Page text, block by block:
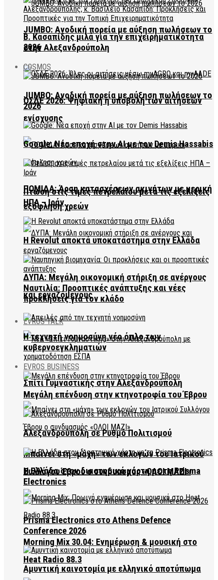
JUMBO: Ανοδική πορεία με αύξηση πωλήσεων το
2026
ΟΣΔΕ 2026: Ψηφιακή η υποβολή των αιτήσεων
ενίσχυσης
ΠΟΜΙΔΑ: Άρση κατασχέσεων ακινήτων με μερική
εξόφληση χρεών
ΔΥΠΑ: Μεγάλη οικονομική στήριξη σε ανέργους
και εργαζόμενους
EVROS TALK
Σπίτι Γυμναστικής στην Αλεξανδρούπολη
Μπαίνει στη «μάχη» των εκλογών του Ιατρικού
Συλλόγου Έβρου ο συνδυασμός «ΟΛΟΙ ΜΑΖΙ»
Morning Mix 30.04: Ενημέρωση & μουσική στο
Heat Radio 88.3
Β. Κασαπίδης μιλά για την επιχειρηματικότητα
στην Αλεξανδρούπολη
COSMOS
JUMBO: Ανοδική πορεία με αύξηση πωλήσεων το
2026
Google: Νέα εποχή στην AI με τον Demis Hassabis
Πτώση στις τιμές πετρελαίου μετά τις εξελίξεις
ΗΠΑ – Ιράν
Η Revolut αποκτά υποκατάστημα στην Ελλάδα
Ναυτιλία: Προοπτικές ανάπτυξης και νέες
προκλήσεις για τον κλάδο
Η τεχνητή νοημοσύνη νέο όπλο των
κυβερνοεγκληματιών
EVROS BUSINESS
Μεγάλη επένδυση στην κτηνοτροφία του Έβρου
Αλεξανδρούπολη σε Ρυθμό Πολιτισμού
Η Ελλάδα στον διαστημικό χάρτη με τη Prisma
Electronics
Prisma Electronics στο Athens Defence
Conference 2026
Αμυντική καινοτομία με ελληνικό αποτύπωμα